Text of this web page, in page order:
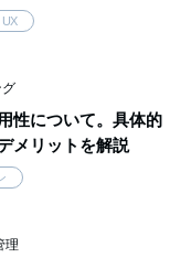
UX
グ
性について。具体的
メリットを解説
理